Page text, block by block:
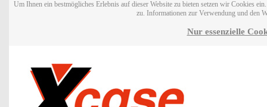
Um Ihnen ein bestmögliches Erlebnis auf dieser Website zu bieten setzen wir Cookies
zu. Informationen zur Verwendung und den
Nur essenzielle